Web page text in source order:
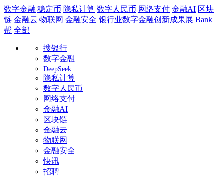
数字金融 稳定币 隐私计算 数字人民币 网络支付 金融AI 区块
链 金融云 物联网 金融安全 银行业数字金融创新成果展 Bank
帮 全部
搜银行
数字金融
DeepSeek
隐私计算
数字人民币
网络支付
金融AI
区块链
金融云
物联网
金融安全
快讯
招聘